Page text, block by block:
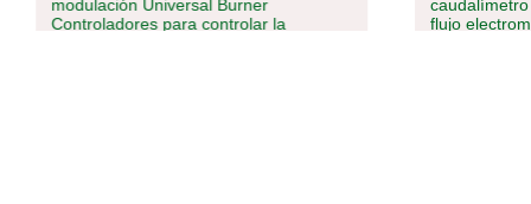
modulación Universal Burner
Controladores para controlar la
flujo